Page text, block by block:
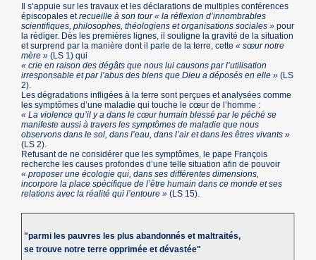
Il s’appuie sur les travaux et les déclarations de multiples conférences
épiscopales etrecueille à son tour « la réflexion d’innombrables
scientifiques, philosophes, théologiens et organisations sociales » pour
la rédiger. Dès les premières lignes, il souligne la gravité de la situation
et surprend par la manière dont il parle de la terre, cette« sœur notre
mère »(LS 1) qui
« crie en raison des dégâts que nous lui causons par l’utilisation
irresponsable et par l’abus des biens que Dieu a déposés en elle »(LS
2).
Les dégradations infligées à la terre sont perçues et analysées comme
les symptômes d’une maladie qui touche le cœur de l’homme :
« La violence qu’il y a dans le cœur humain blessé par le péché se
manifeste aussi à travers les symptômes de maladie que nous
observons dans le sol, dans l’eau, dans l’air et dans les êtres vivants »
(LS 2).
Refusant de ne considérer que les symptômes, le pape François
recherche les causes profondes d’une telle situation afin de pouvoir
« proposer une écologie qui, dans ses différentes dimensions,
incorpore la place spécifique de l’être humain dans ce monde et ses
relations avec la réalité qui l’entoure » (LS 15).
"parmi les pauvres les plus abandonnés et maltraités,
se trouve notre terre opprimée et dévastée"